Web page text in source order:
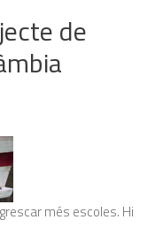
de
més escoles. Hi